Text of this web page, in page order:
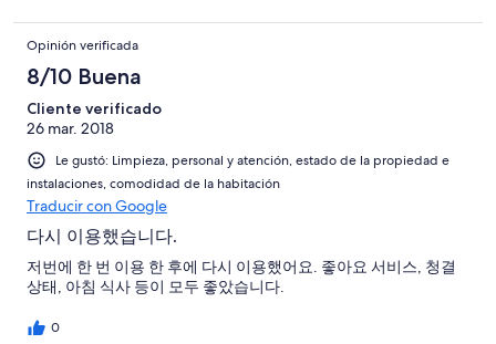
Opinión verificada
8/10 Buena
Cliente verificado
26 mar. 2018
Le gustó: Limpieza, personal y atención, estado de la propiedad e
instalaciones, comodidad de la habitación
Traducir con Google
다시 이용했습니다.
저번에 한 번 이용 한 후에 다시 이용했어요. 좋아요 서비스, 청결
상태, 아침 식사 등이 모두 좋았습니다.
0